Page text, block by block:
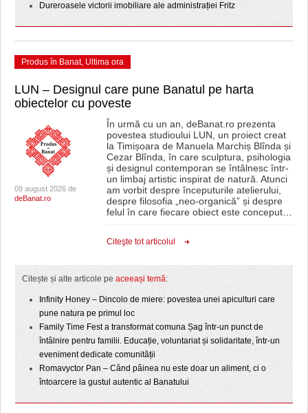
Dureroasele victorii imobiliare ale administrației Fritz
Produs în Banat, Ultima ora
LUN – Designul care pune Banatul pe harta
obiectelor cu poveste
09 august 2026 de
deBanat.ro
În urmă cu un an, deBanat.ro prezenta
povestea studioului LUN, un proiect creat
la Timișoara de Manuela Marchiș Blînda și
Cezar Blînda, în care sculptura, psihologia
și designul contemporan se întâlnesc într-
un limbaj artistic inspirat de natură. Atunci
am vorbit despre începuturile atelierului,
despre filosofia „neo-organică” și despre
felul în care fiecare obiect este conceput…
Citeşte tot articolul
Citește și alte articole pe aceeași temă:
Infinity Honey – Dincolo de miere: povestea unei apiculturi care
pune natura pe primul loc
Family Time Fest a transformat comuna Șag într-un punct de
întâlnire pentru familii. Educație, voluntariat și solidaritate, într-un
eveniment dedicate comunității
Romavyctor Pan – Când pâinea nu este doar un aliment, ci o
întoarcere la gustul autentic al Banatului